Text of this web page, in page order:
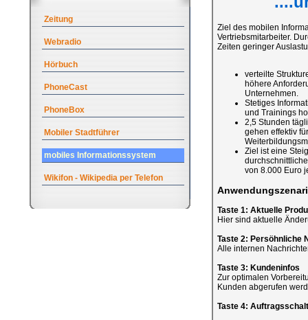
Zeitung
Webradio
Hörbuch
PhoneCast
PhoneBox
Mobiler Stadtführer
mobiles Informationssystem
Wikifon - Wikipedia per Telefon
Ziel des mobilen
Vertriebsmitarbeiter.
Zeiten geringer
verteilte
höhere
Unternehmen.
Stetiges
und Trainings
2,5 Stunden
gehen effektiv
Ziel ist eine
von 8.000 Euro
Taste 1: Aktuelle
Hier sind aktuelle
Taste 2: Persöhnliche
Alle internen
Taste 3: Kundeninfos
Zur optimalen
Kunden abgerufen
Taste 4: